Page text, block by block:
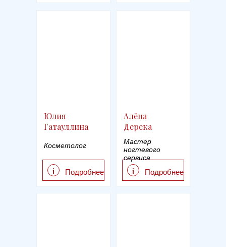
Подробнее
i
Юлия
Гатауллина
Косметолог
Подробнее
i
Алёна
Дерека
Мастер
ногтевого
сервиса